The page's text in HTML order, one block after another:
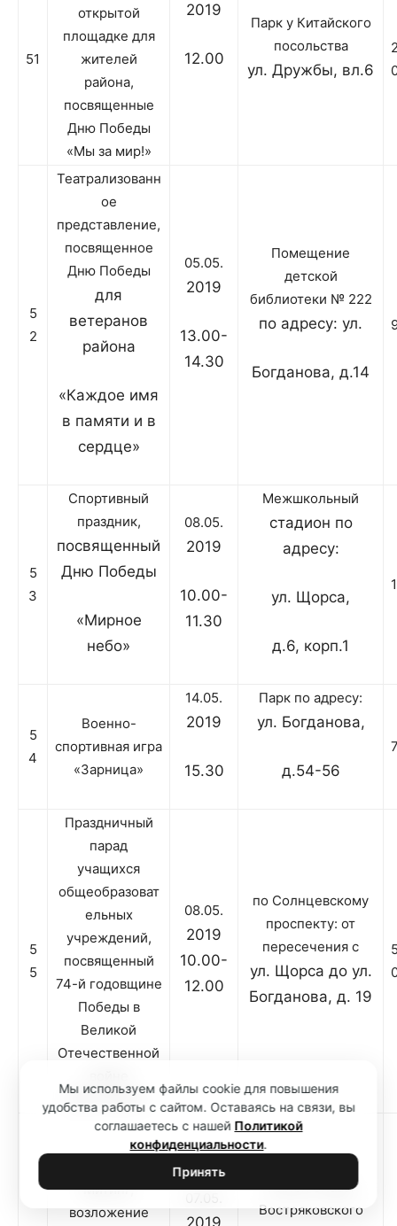
51
открытой
площадке для
жителей
района,
посвященные
Дню Победы
«Мы за мир!»
2019
12.00
Парк у Китайского
посольства
ул. Дружбы, вл.6
5
2
Театрализованн
ое
представление,
посвященное
Дню Победы
для
ветеранов
района
«Каждое имя
в памяти и в
сердце»
05.05.
2019
13.00-
14.30
Помещение
детской
библиотеки № 222
по адресу: ул.
Богданова, д.14
5
3
Спортивный
праздник,
посвященный
Дню Победы
«Мирное
небо»
08.05.
2019
10.00-
11.30
Межшкольный
стадион по
адресу:
ул. Щорса,
д.6, корп.1
5
4
Военно-
спортивная игра
«Зарница»
14.05.
2019
15.30
Парк по адресу:
ул. Богданова,
д.54-56
5
5
Праздничный
парад
учащихся
общеобразоват
ельных
учреждений,
посвященный
74-й годовщине
Победы в
Великой
Отечественной
1941-1945 гг
08.05.
2019
10.00-
12.00
по Солнцевскому
проспекту: от
пересечения с
ул. Щорса до ул.
Богданова, д. 19
Митинг,
возложение
Аллея Славы
Востряковского
Мы используем файлы cookie для повышения
удобства работы с сайтом. Оставаясь на связи, вы
соглашаетесь с нашей Политикой
конфиденциальности.
Принять